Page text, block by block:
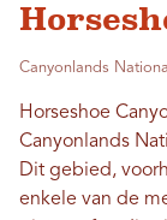
Canyonlands
Horseshoe
Canyonlands
Dit gebied,
enkele van de